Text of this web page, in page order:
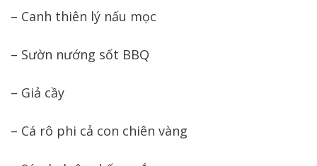
– Canh thiên lý nấu mọc
– Sườn nướng sốt BBQ
– Giả cầy
– Cá rô phi cả con chiên vàng